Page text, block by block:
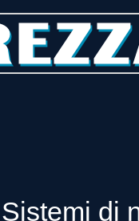
Sistemi di